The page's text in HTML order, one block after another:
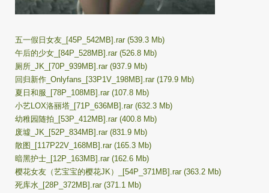
五一假日女友_[45P_542MB].rar (539.3 Mb)
午后的少女_[84P_528MB].rar (526.8 Mb)
厕所_JK_[70P_939MB].rar (937.9 Mb)
回归新作_Onlyfans_[33P1V_198MB].rar (179.9 Mb)
夏日和服_[78P_108MB].rar (107.8 Mb)
小艺LOX洛丽塔_[71P_636MB].rar (632.3 Mb)
幼稚园随拍_[53P_412MB].rar (400.8 Mb)
废墟_JK_[52P_834MB].rar (831.9 Mb)
散图_[117P22V_168MB].rar (165.3 Mb)
暗黑护士_[12P_163MB].rar (162.6 Mb)
樱花女友（艺宝宝的樱花JK）_[54P_371MB].rar (363.2 Mb)
死库水_[28P_372MB].rar (371.1 Mb)